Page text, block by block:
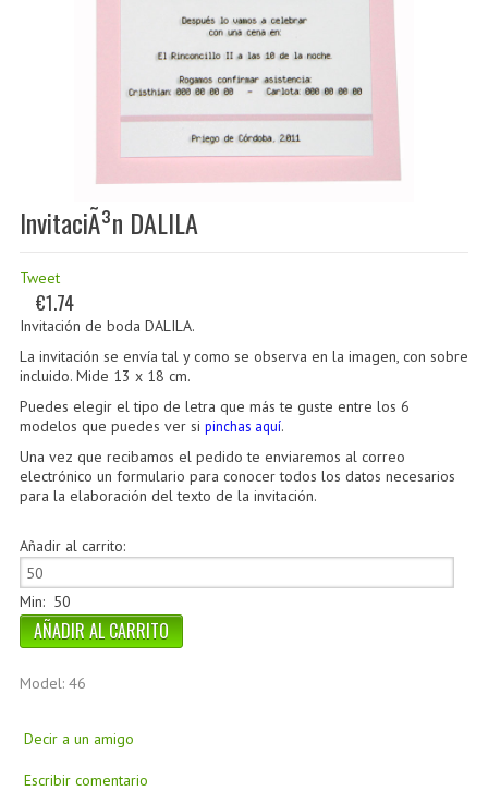
InvitaciÃ³n DALILA
Tweet
€1.74
Invitación de boda DALILA.
La invitación se envía tal y como se observa en la imagen, con sobre
incluido. Mide 13 x 18 cm.
Puedes elegir el tipo de letra que más te guste entre los 6
modelos que puedes ver si pinchas aquí.
Una vez que recibamos el pedido te enviaremos al correo
electrónico un formulario para conocer todos los datos necesarios
para la elaboración del texto de la invitación.
Añadir al carrito:
Min: 50
Model: 46
Decir a un amigo
Escribir comentario